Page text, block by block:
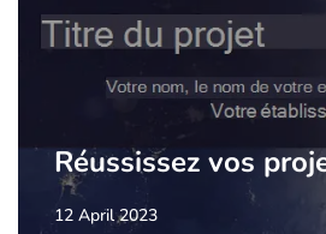
Réussissez vos
12 April 2023